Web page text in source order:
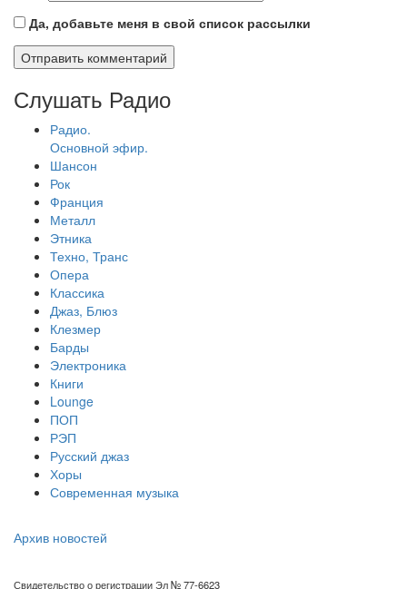
Да, добавьте меня в свой список рассылки
Слушать Радио
Радио.
Основной эфир.
Шансон
Рок
Франция
Металл
Этника
Техно, Транс
Опера
Классика
Джаз, Блюз
Клезмер
Барды
Электроника
Книги
Lounge
ПОП
РЭП
Русский джаз
Хоры
Современная музыка
Архив новостей
Свидетельство о регистрации Эл № 77-6623